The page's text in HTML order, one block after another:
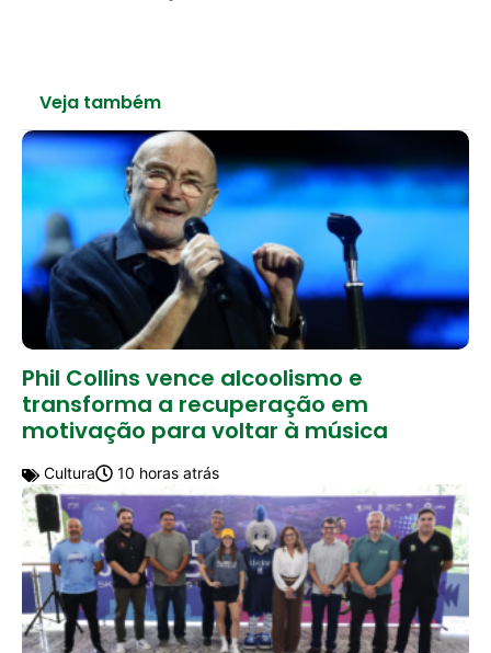
Veja também
Phil Collins vence alcoolismo e
transforma a recuperação em
motivação para voltar à música
Cultura 10 horas atrás